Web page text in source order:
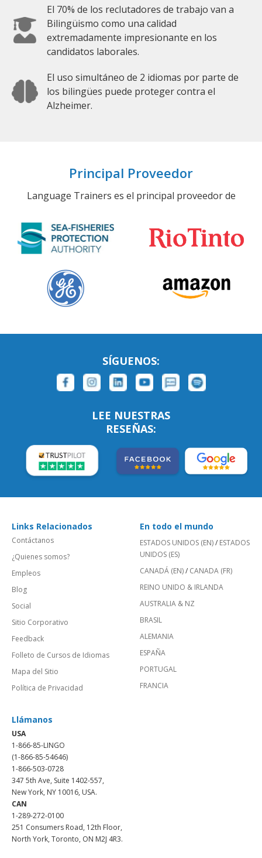
El 70% de los reclutadores de trabajo van a
Bilingüismo como una calidad
extremadamente impresionante en los
candidatos laborales.
El uso simultáneo de 2 idiomas por parte de
los bilingües puede proteger contra el
Alzheimer.
Principal Proveedor
Language Trainers es el principal proveedor de
SÍGUENOS:
LEE NUESTRAS
RESEÑAS:
Links Relacionados
Contáctanos
¿Quienes somos?
Empleos
Blog
Social
Sitio Corporativo
Feedback
Folleto de Cursos de Idiomas
Mapa del Sitio
Política de Privacidad
En todo el mundo
ESTADOS UNIDOS (EN)/ ESTADOS
UNIDOS (ES)
CANADÁ (EN)/ CANADA (FR)
REINO UNIDO & IRLANDA
AUSTRALIA & NZ
BRASIL
ALEMANIA
ESPAÑA
PORTUGAL
FRANCIA
Llámanos
USA
1-866-85-LINGO
(1-866-85-54646)
1-866-503-0728
347 5th Ave, Suite 1402-557,
New York, NY 10016, USA.
CAN
1-289-272-0100
251 Consumers Road, 12th Floor,
North York, Toronto, ON M2J 4R3.